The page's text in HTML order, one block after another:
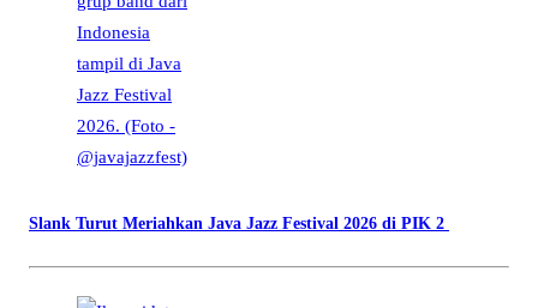
Slank Turut Meriahkan Java Jazz Festival 2026 di PIK 2